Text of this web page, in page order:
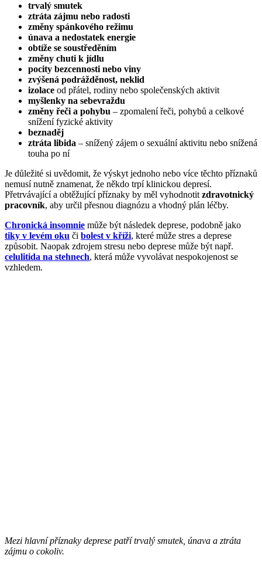
trvalý smutek
ztráta zájmu nebo radosti
změny spánkového režimu
únava a nedostatek energie
obtíže se soustředěním
změny chuti k jídlu
pocity bezcennosti nebo viny
zvýšená podrážděnost, neklid
izolace od přátel, rodiny nebo společenských aktivit
myšlenky na sebevraždu
změny řeči a pohybu – zpomalení řeči, pohybů a celkové
snížení fyzické aktivity
beznaděj
ztráta libida – snížený zájem o sexuální aktivitu nebo snížená
touha po ní
Je důležité si uvědomit, že výskyt jednoho nebo více těchto příznaků
nemusí nutně znamenat, že někdo trpí klinickou depresí.
Přetrvávající a obtěžující příznaky by měl vyhodnotit zdravotnický
pracovník, aby určil přesnou diagnózu a vhodný plán léčby.
Chronická insomnie může být následek deprese, podobně jako
tiky v levém oku či bolest v kříži, které může stres a deprese
způsobit. Naopak zdrojem stresu nebo deprese může být např.
celulitida na stehnech, která může vyvolávat nespokojenost se
vzhledem.
Mezi hlavní příznaky deprese patří trvalý smutek, únava a ztráta
zájmu o cokoliv.